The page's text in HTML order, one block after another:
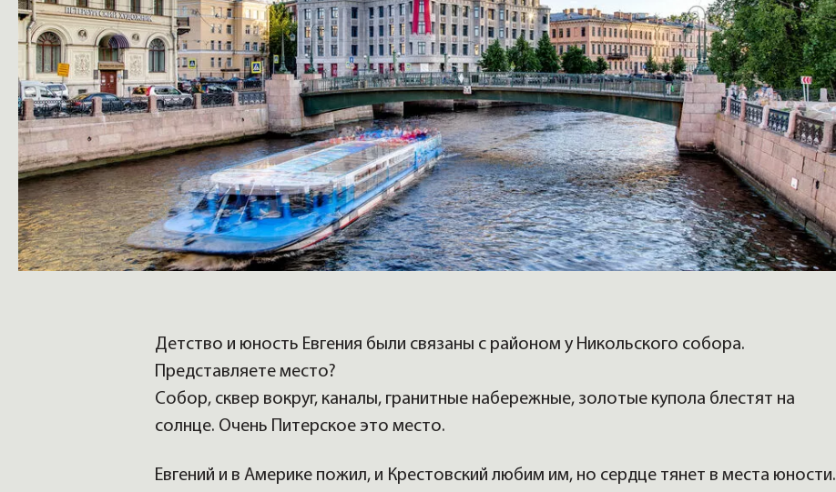
Детство и юность Евгения были связаны с районом у Никольского собора.
Представляете место?
Собор, сквер вокруг, каналы, гранитные набережные, золотые купола блестят на
солнце. Очень Питерское это место.
Евгений и в Америке пожил, и Крестовский любим им, но сердце тянет в места юности.